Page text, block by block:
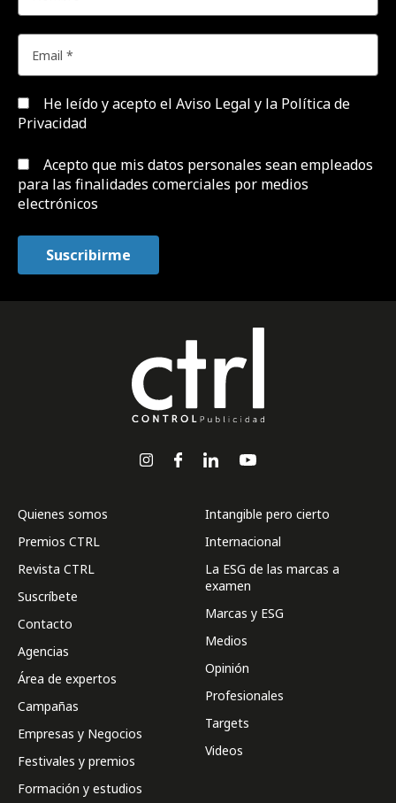
He leído y acepto el Aviso Legal y la Política de
Privacidad
Acepto que mis datos personales sean empleados
para las finalidades comerciales por medios
electrónicos
Quienes somos
Premios CTRL
Revista CTRL
Suscríbete
Contacto
Agencias
Área de expertos
Campañas
Empresas y Negocios
Festivales y premios
Formación y estudios
Intangible pero cierto
Internacional
La ESG de las marcas a
examen
Marcas y ESG
Medios
Opinión
Profesionales
Targets
Videos